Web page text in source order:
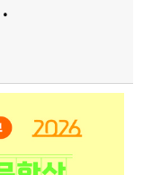
미디어 정보통